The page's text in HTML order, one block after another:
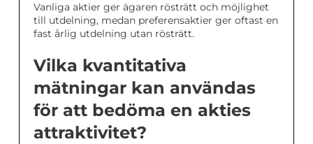
Vanliga aktier ger ägaren rösträtt och möjlighet
till utdelning, medan preferensaktier ger oftast en
fast årlig utdelning utan rösträtt.
Vilka kvantitativa
mätningar kan användas
för att bedöma en akties
attraktivitet?